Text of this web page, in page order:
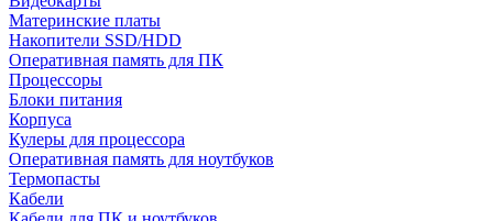
Материнские платы
Накопители SSD/HDD
Оперативная память для ПК
Процессоры
Блоки питания
Корпуса
Кулеры для процессора
Оперативная память для ноутбуков
Термопасты
Кабели